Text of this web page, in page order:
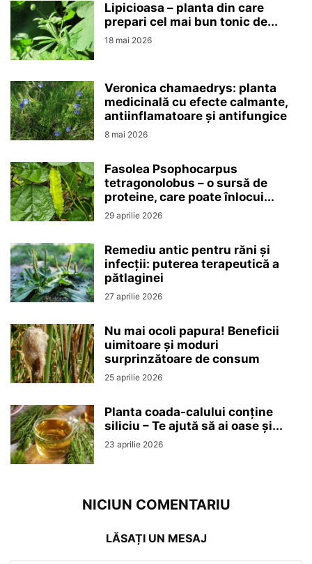
Lipicioasa – planta din care
prepari cel mai bun tonic de...
18 mai 2026
Veronica chamaedrys: planta
medicinală cu efecte calmante,
antiinflamatoare și antifungice
8 mai 2026
Fasolea Psophocarpus
tetragonolobus – o sursă de
proteine, care poate înlocui...
29 aprilie 2026
Remediu antic pentru răni și
infecții: puterea terapeutică a
pătlaginei
27 aprilie 2026
Nu mai ocoli papura! Beneficii
uimitoare și moduri
surprinzătoare de consum
25 aprilie 2026
Planta coada-calului conține
siliciu – Te ajută să ai oase și...
23 aprilie 2026
NICIUN COMENTARIU
LĂSAȚI UN MESAJ